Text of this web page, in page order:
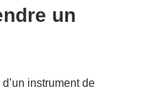
un
instrument de